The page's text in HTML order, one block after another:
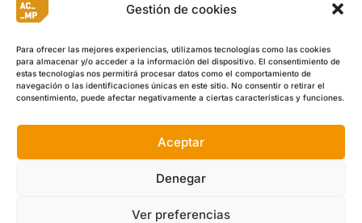
Gestión de cookies
Para ofrecer las mejores experiencias, utilizamos tecnologías como las cookies
para almacenar y/o acceder a la información del dispositivo. El consentimiento de
estas tecnologías nos permitirá procesar datos como el comportamiento de
navegación o las identificaciones únicas en este sitio. No consentir o retirar el
consentimiento, puede afectar negativamente a ciertas características y funciones.
Aceptar
Denegar
Ver preferencias


I Calle Berriozar 21, Of. 5, , 31013, Ansoáin